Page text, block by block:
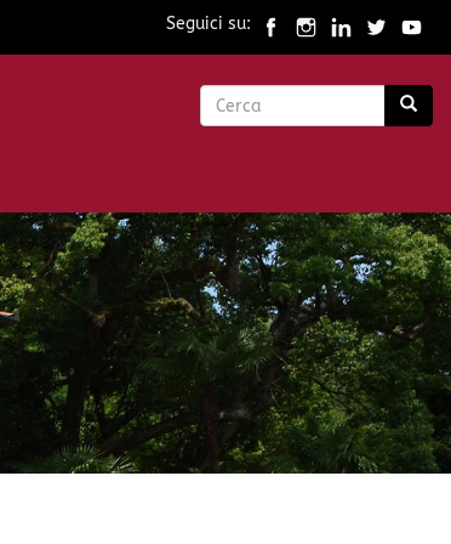
Seguici su:
Form